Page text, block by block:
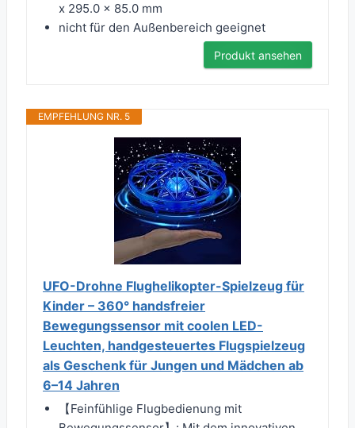
x 295.0 x 85.0 mm
nicht für den Außenbereich geeignet
Produkt ansehen
EMPFEHLUNG NR. 5
UFO-Drohne Flughelikopter-Spielzeug für
Kinder – 360° handsfreier
Bewegungssensor mit coolen LED-
Leuchten, handgesteuertes Flugspielzeug
als Geschenk für Jungen und Mädchen ab
6–14 Jahren
【Feinfühlige Flugbedienung mit